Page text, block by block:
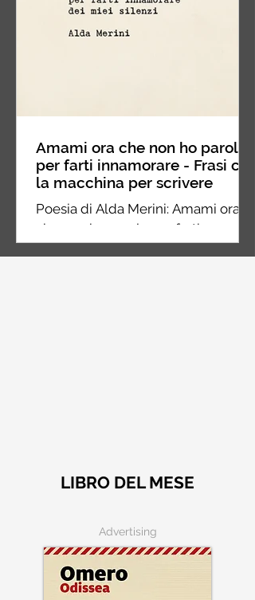
Amami ora che non ho parole
per farti innamorare - Frasi con
la macchina per scrivere
Poesia di Alda Merini: Amami ora
che non ho parole per farti
LIBRO DEL MESE
Advertising